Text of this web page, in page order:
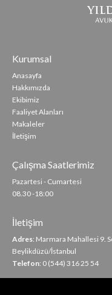
Kurumsal
Anasayfa
Hakkımızda
Ekibimiz
Faaliyet Alanları
Makaleler
İletişim
Çalışma Saatlerimiz
Pazartesi - Cumartesi
08.30 -18:00
İletişim
Adres: Marmara Mahallesi 9.
Beylikdüzü/İstanbul
Telefon: 0 (544) 316 25 54